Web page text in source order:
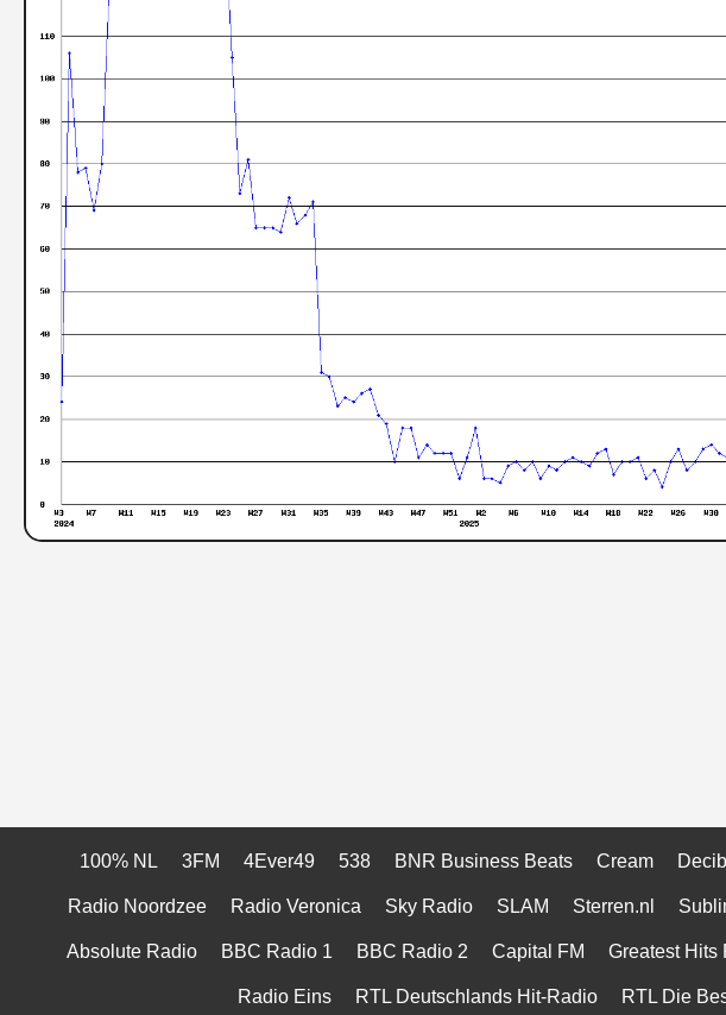
100% NL 3FM 4Ever49 538 BNR Business Beats Cream
Radio Noordzee Radio Veronica Sky Radio SLAM Sterren.nl
Absolute Radio BBC Radio 1 BBC Radio 2 Capital FM Greatest Hits
Radio Eins RTL Deutschlands Hit-Radio RTL Die